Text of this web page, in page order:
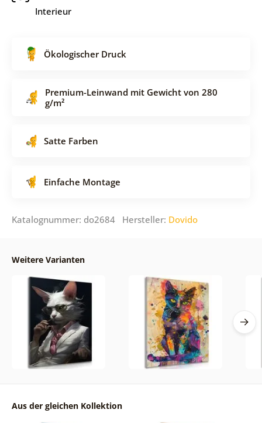
Interieur
Ökologischer Druck
Premium-Leinwand mit Gewicht von 280
g/m²
Satte Farben
Einfache Montage
Katalognummer: do2684 Hersteller: Dovido
Weitere Varianten
Aus der gleichen Kollektion